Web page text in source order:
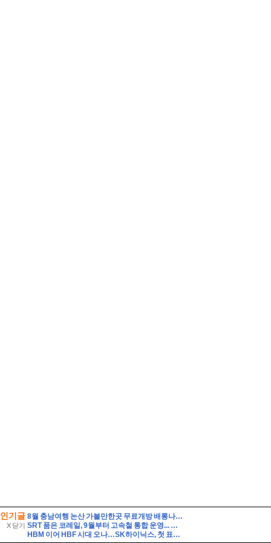
인기글
X 닫기
8월 충남여행 논산 가볼만한곳 무료개방 배롱나무꽃 절정 여름꽃 만개한 300년 명재고택
SRT 품은 코레일, 9월부터 고속철 통합 운영... 혜택은?
HBM 이어 HBF 시대 오나…SK하이닉스, 첫 표준규격 공개